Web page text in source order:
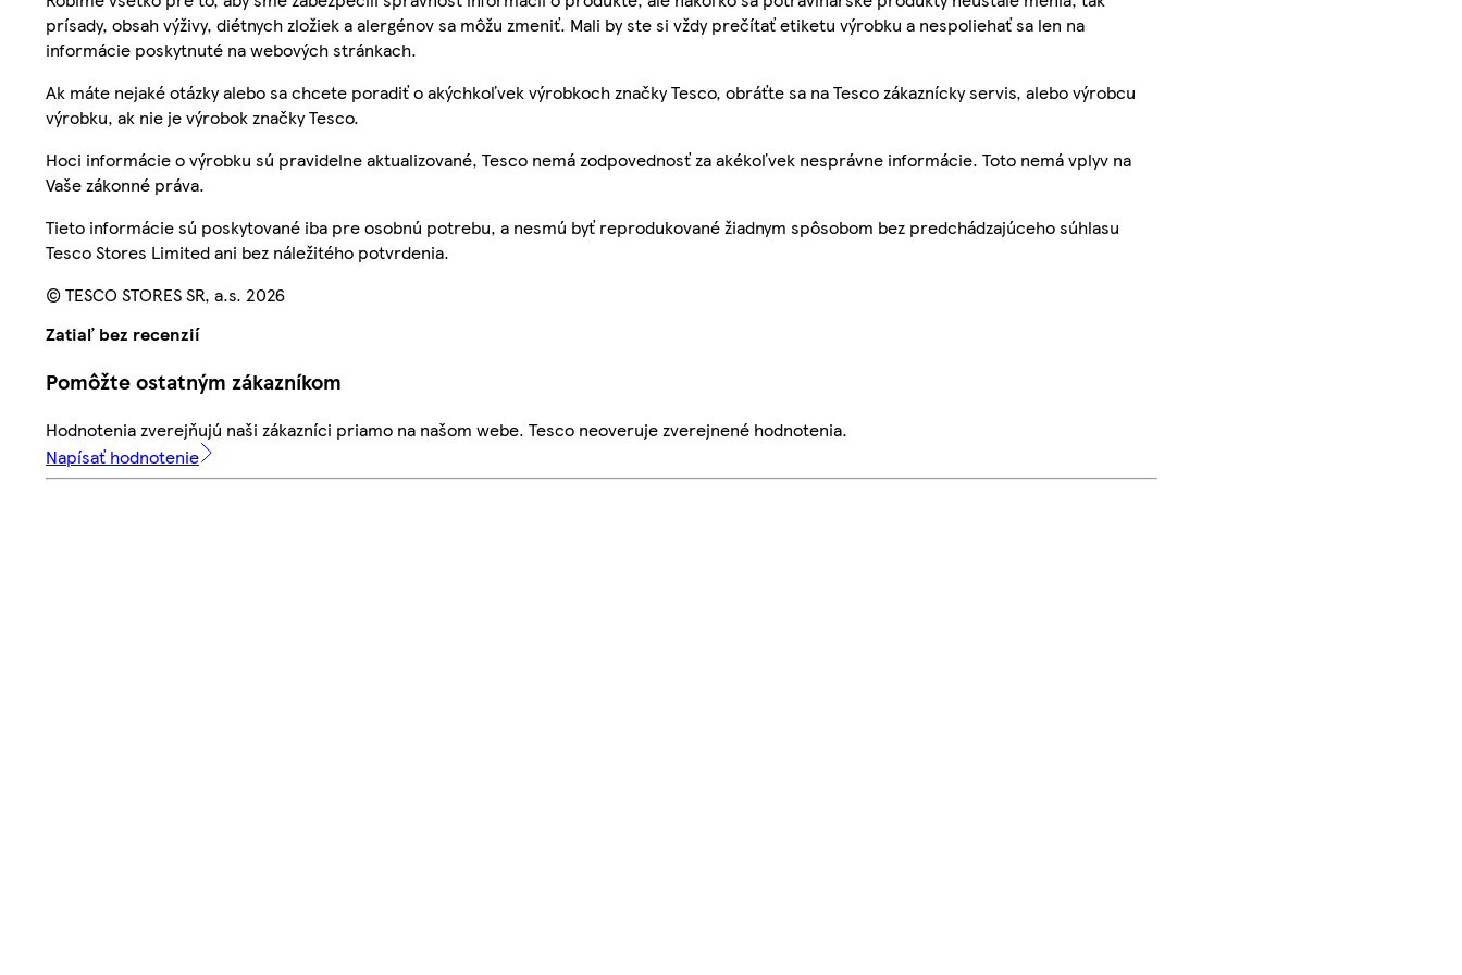
prísady, obsah výživy, diétnych zložiek a alergénov sa môžu zmeniť. Mali by ste si vždy prečítať etiketu výrobku a nespoliehať sa len na
informácie poskytnuté na webových stránkach.
Ak máte nejaké otázky alebo sa chcete poradiť o akýchkoľvek výrobkoch značky Tesco, obráťte sa na Tesco zákaznícky servis, alebo výrobcu
výrobku, ak nie je výrobok značky Tesco.
Hoci informácie o výrobku sú pravidelne aktualizované, Tesco nemá zodpovednosť za akékoľvek nesprávne informácie. Toto nemá vplyv na
Vaše zákonné práva.
Tieto informácie sú poskytované iba pre osobnú potrebu, a nesmú byť reprodukované žiadnym spôsobom bez predchádzajúceho súhlasu
Tesco Stores Limited ani bez náležitého potvrdenia.
© TESCO STORES SR, a.s. 2026
Zatiaľ bez recenzií
Pomôžte ostatným zákazníkom
Hodnotenia zverejňujú naši zákazníci priamo na našom webe. Tesco neoveruje zverejnené hodnotenia.
Napísať hodnotenie